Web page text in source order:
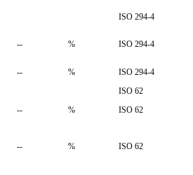
ISO 294-4
-- % ISO 294-4
-- %
ISO 294-4
ISO 62
-- %
ISO 62
-- % ISO 62